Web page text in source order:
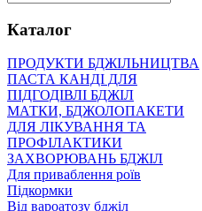
Каталог
ПРОДУКТИ БДЖІЛЬНИЦТВА
ПАСТА КАНДІ ДЛЯ
ПІДГОДІВЛІ БДЖІЛ
МАТКИ, БДЖОЛОПАКЕТИ
ДЛЯ ЛІКУВАННЯ ТА
ПРОФІЛАКТИКИ
ЗАХВОРЮВАНЬ БДЖІЛ
Для приваблення роїв
Підкормки
Від вароатозу бджіл